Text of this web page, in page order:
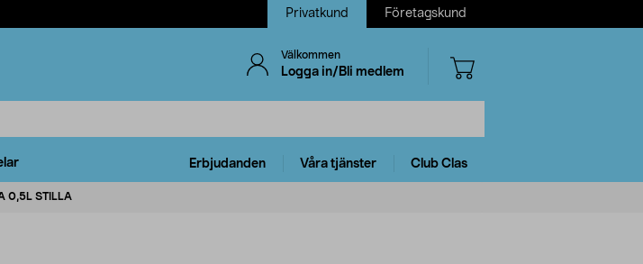
Privatkund Företagskund
Välkommen
Logga in/Bli medlem
Erbjudanden Våra tjänster Club Clas
0,5L STILLA